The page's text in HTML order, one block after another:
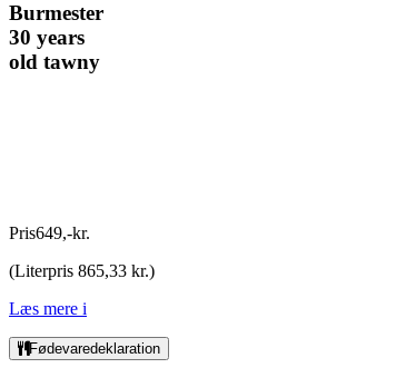
Burmester
30 years
old tawny
Pris649,-kr.
(Literpris 865,33 kr.)
Læs mere i
Fødevaredeklaration